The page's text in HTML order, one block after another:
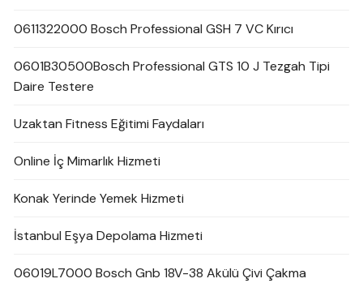
0611322000 Bosch Professional GSH 7 VC Kırıcı
0601B30500Bosch Professional GTS 10 J Tezgah Tipi
Daire Testere
Uzaktan Fitness Eğitimi Faydaları
Online İç Mimarlık Hizmeti
Konak Yerinde Yemek Hizmeti
İstanbul Eşya Depolama Hizmeti
06019L7000 Bosch Gnb 18V-38 Akülü Çivi Çakma